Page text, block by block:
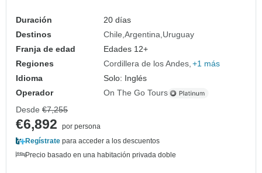
Duración
20 días
Destinos
Chile Argentina Uruguay
Franja de edad
Edades 12+
Regiones
Cordillera de los Andes +1 más
Idioma
Solo: Inglés
Operador
On The Go Tours
Desde €7,255
€6,892
por persona
Regístrate para acceder a los descuentos
Precio basado en una habitación privada doble